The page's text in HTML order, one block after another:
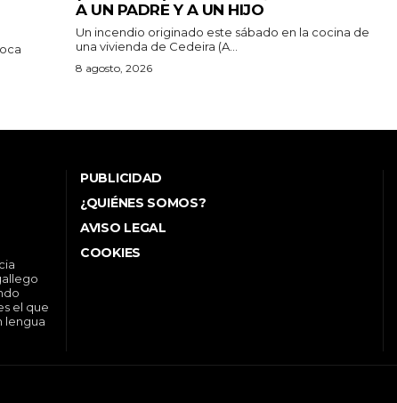
A UN PADRE Y A UN HIJO
Un incendio originado este sábado en la cocina de
una vivienda de Cedeira (A...
8 agosto, 2026
el que
lengua
PUBLICIDAD
¿QUIÉNES SOMOS?
AVISO LEGAL
COOKIES